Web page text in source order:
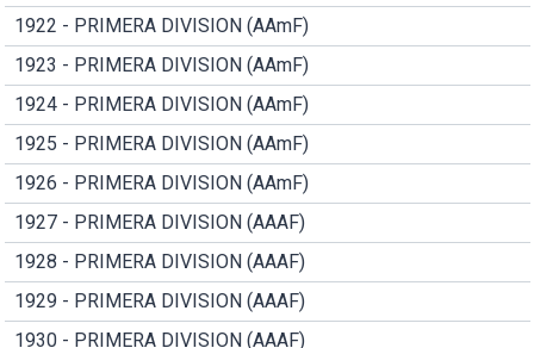
1922 - PRIMERA DIVISION (AAmF)
1923 - PRIMERA DIVISION (AAmF)
1924 - PRIMERA DIVISION (AAmF)
1925 - PRIMERA DIVISION (AAmF)
1926 - PRIMERA DIVISION (AAmF)
1927 - PRIMERA DIVISION (AAAF)
1928 - PRIMERA DIVISION (AAAF)
1929 - PRIMERA DIVISION (AAAF)
1930 - PRIMERA DIVISION (AAAF)